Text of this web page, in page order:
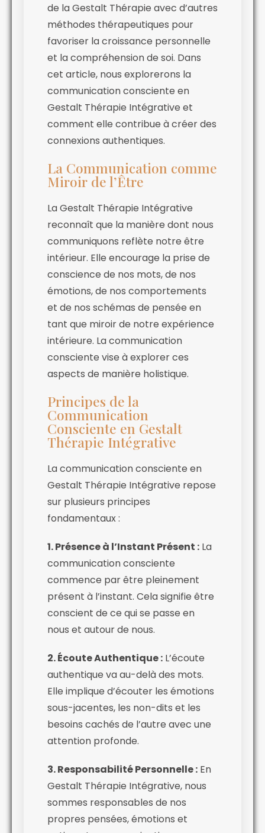
de la Gestalt Thérapie avec d’autres
méthodes thérapeutiques pour
favoriser la croissance personnelle
et la compréhension de soi. Dans
cet article, nous explorerons la
communication consciente en
Gestalt Thérapie Intégrative et
comment elle contribue à créer des
connexions authentiques.
La Communication comme
Miroir de l’Être
La Gestalt Thérapie Intégrative
reconnaît que la manière dont nous
communiquons reflète notre être
intérieur. Elle encourage la prise de
conscience de nos mots, de nos
émotions, de nos comportements
et de nos schémas de pensée en
tant que miroir de notre expérience
intérieure. La communication
consciente vise à explorer ces
aspects de manière holistique.
Principes de la
Communication
Consciente en Gestalt
Thérapie Intégrative
La communication consciente en
Gestalt Thérapie Intégrative repose
sur plusieurs principes
fondamentaux :
1. Présence à l’Instant Présent : La
communication consciente
commence par être pleinement
présent à l’instant. Cela signifie être
conscient de ce qui se passe en
nous et autour de nous.
2. Écoute Authentique : L’écoute
authentique va au-delà des mots.
Elle implique d’écouter les émotions
sous-jacentes, les non-dits et les
besoins cachés de l’autre avec une
attention profonde.
3. Responsabilité Personnelle : En
Gestalt Thérapie Intégrative, nous
sommes responsables de nos
propres pensées, émotions et